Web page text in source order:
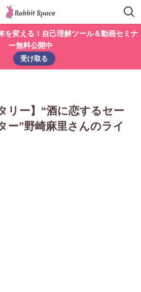
を変える！自己理解ツール＆動画セミナ
ー無料公開中
受け取る
リー】“酒に恋するセー
ー”野崎麻里さんのライ